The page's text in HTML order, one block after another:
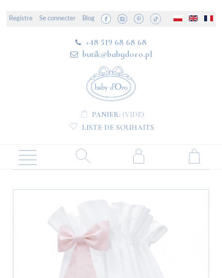
Registre Se connecter Blog
+48 519 68 68 68
butik@babydoro.pl
PANIER: (VIDE)
LISTE DE SOUHAITS